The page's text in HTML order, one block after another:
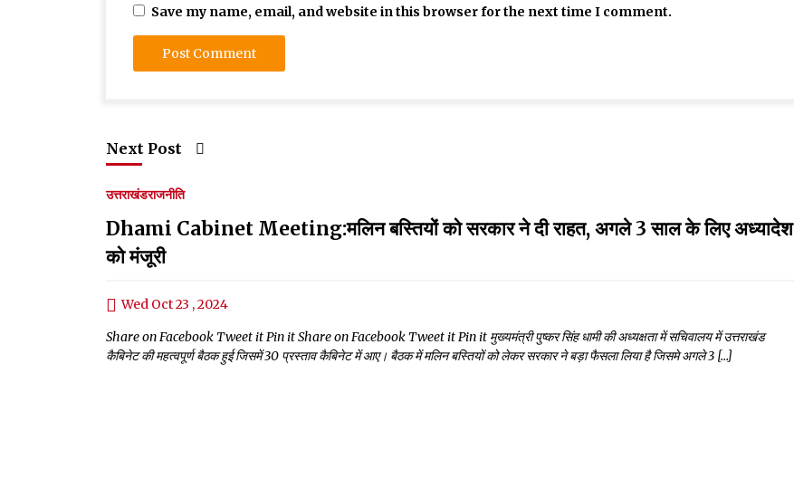
Save my name, email, and website in this browser for the next time I comment.
Next Post
उत्तराखंडराजनीति
Dhami Cabinet Meeting:मलिन बस्तियों को सरकार ने दी राहत, अगले 3 साल के लिए अध्यादेश
को मंजूरी
Wed Oct 23 , 2024
Share on Facebook Tweet it Pin it Share on Facebook Tweet it Pin it मुख्यमंत्री पुष्कर सिंह धामी की अध्यक्षता में सचिवालय में उत्तराखंड
कैबिनेट की महत्वपूर्ण बैठक हुई जिसमें 30 प्रस्ताव कैबिनेट में आए। बैठक में मलिन बस्तियों को लेकर सरकार ने बड़ा फैसला लिया है जिसमे अगले 3 […]